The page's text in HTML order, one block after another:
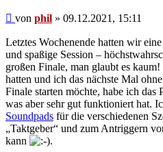
Beitrag
von phil » 09.12.2021, 15:11
Letztes Wochenende hatten wir
und spaßige Session –
großen Finale, man glaubt es
hatten und ich das nächste Mal
Finale starten möchte, habe ich das
was aber sehr gut funktioniert hat.
Soundpads für die verschiedenen
„Taktgeber“ und zum Antriggern
kann
.